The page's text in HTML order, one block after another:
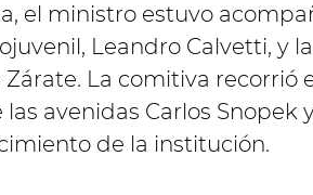
el ministro estuvo
Leandro Calvetti, y
Zárate. La comitiva recorrió
avenidas Carlos
de la institución.